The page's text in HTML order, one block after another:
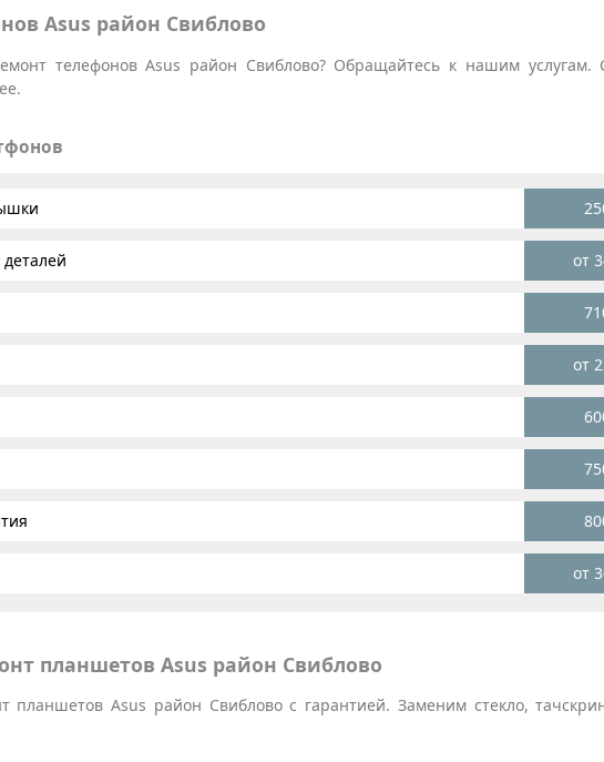
Asus район Свиблово
телефонов Asus район Свиблово? Обращайтесь к нашим услугам.
от
от
от
планшетов Asus район Свиблово
планшетов Asus район Свиблово с гарантией. Заменим стекло,